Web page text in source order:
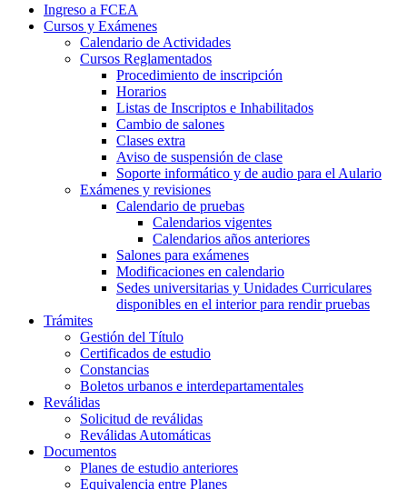
Ingreso a FCEA
Cursos y Exámenes
Calendario de Actividades
Cursos Reglamentados
Procedimiento de inscripción
Horarios
Listas de Inscriptos e Inhabilitados
Cambio de salones
Clases extra
Aviso de suspensión de clase
Soporte informático y de audio para el Aulario
Exámenes y revisiones
Calendario de pruebas
Calendarios vigentes
Calendarios años anteriores
Salones para exámenes
Modificaciones en calendario
Sedes universitarias y Unidades Curriculares
disponibles en el interior para rendir pruebas
Trámites
Gestión del Título
Certificados de estudio
Constancias
Boletos urbanos e interdepartamentales
Reválidas
Solicitud de reválidas
Reválidas Automáticas
Documentos
Planes de estudio anteriores
Equivalencia entre Planes